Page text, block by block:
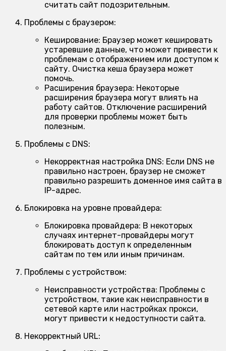
считать сайт подозрительным.
Проблемы с браузером:
Кеширование: Браузер может кешировать
устаревшие данные, что может привести к
проблемам с отображением или доступом к
сайту. Очистка кеша браузера может
помочь.
Расширения браузера: Некоторые
расширения браузера могут влиять на
работу сайтов. Отключение расширений
для проверки проблемы может быть
полезным.
Проблемы с DNS:
Некорректная настройка DNS: Если DNS не
правильно настроен, браузер не сможет
правильно разрешить доменное имя сайта в
IP-адрес.
Блокировка на уровне провайдера:
Блокировка провайдера: В некоторых
случаях интернет-провайдеры могут
блокировать доступ к определенным
сайтам по тем или иным причинам.
Проблемы с устройством:
Неисправности устройства: Проблемы с
устройством, такие как неисправности в
сетевой карте или настройках прокси,
могут привести к недоступности сайта.
Некорректный URL: